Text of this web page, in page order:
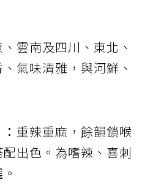
雲南及四川、東北、
氣味清雅，與河鮮、
重辣重麻，餘韻鎖喉
出色。為嗜辣、喜刺